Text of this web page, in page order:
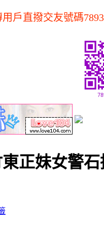
戶直撥交友號碼
正妹女警石